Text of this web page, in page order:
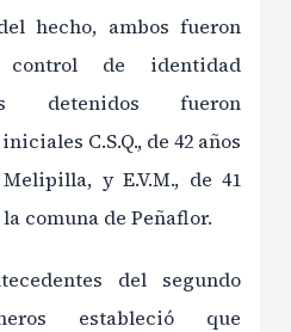
hecho, ambos fueron
de identidad
detenidos fueron
C.S.Q., de 42 años
y E.V.M., de 41
comuna de Peñaflor.
del segundo
estableció que